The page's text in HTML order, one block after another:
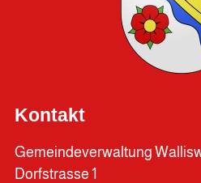
Kontakt
Gemeindeverwaltung
Dorfstrasse 1